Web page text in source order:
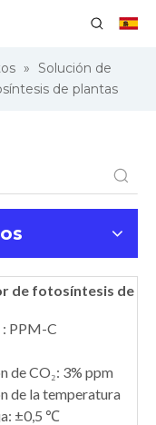
» Solución de
de plantas
de fotosíntesis de
PPM-C
de CO₂: 3% ppm
de la temperatura
±0,5 ℃